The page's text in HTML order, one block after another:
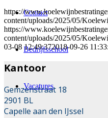
Contact
Bedrijfsschool
Vacatures
https://
content/uploads/2025/05/
https://
content/uploads/2025/05/
03-08 12:49:372018-09-26
Kantoor
Gemzenstraat 18
2901 BL
Capelle aan den IJssel